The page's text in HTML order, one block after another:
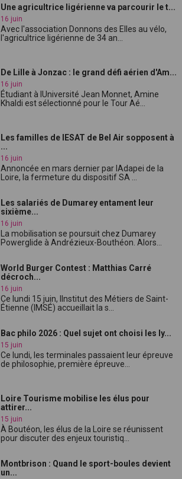
Une agricultrice ligérienne va parcourir le t...
16 juin
Avec l'association Donnons des Elles au vélo,
l'agricultrice ligérienne de 34 an...
De Lille à Jonzac : le grand défi aérien d'Am...
16 juin
Étudiant à lUniversité Jean Monnet, Amine
Khaldi est sélectionné pour le Tour Aé...
Les familles de lESAT de Bel Air sopposent à
...
16 juin
Annoncée en mars dernier par lAdapei de la
Loire, la fermeture du dispositif SA ...
Les salariés de Dumarey entament leur
sixième...
16 juin
La mobilisation se poursuit chez Dumarey
Powerglide à Andrézieux-Bouthéon. Alors...
World Burger Contest : Matthias Carré
décroch...
16 juin
Ce lundi 15 juin, lInstitut des Métiers de Saint-
Étienne (IMSÉ) accueillait la s...
Bac philo 2026 : Quel sujet ont choisi les ly...
15 juin
Ce lundi, les terminales passaient leur épreuve
de philosophie, première épreuve...
Loire Tourisme mobilise les élus pour
attirer...
15 juin
À Boutéon, les élus de la Loire se réunissent
pour discuter des enjeux touristiq...
Montbrison : Quand le sport-boules devient
un...